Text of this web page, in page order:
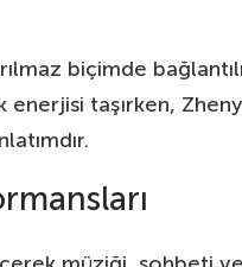
biçimde
taşırken,